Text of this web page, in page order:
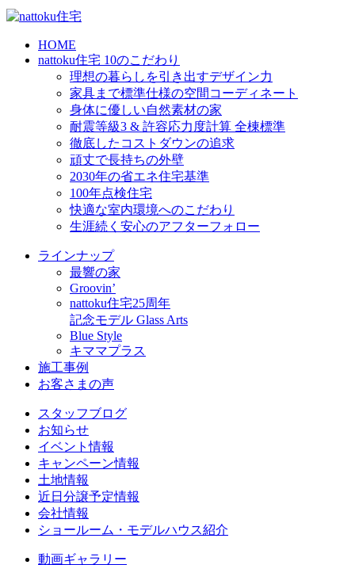
HOME
nattoku住宅 10のこだわり
理想の暮らしを引き出すデザイン力
家具まで標準仕様の空間コーディネート
身体に優しい自然素材の家
耐震等級3 & 許容応力度計算 全棟標準
徹底したコストダウンの追求
頑丈で長持ちの外壁
2030年の省エネ住宅基準
100年点検住宅
快適な室内環境へのこだわり
生涯続く安心のアフターフォロー
ラインナップ
最響の家
Groovin’
nattoku住宅25周年
記念モデル Glass Arts
Blue Style
キママプラス
施工事例
お客さまの声
スタッフブログ
お知らせ
イベント情報
キャンペーン情報
土地情報
近日分譲予定情報
会社情報
ショールーム・モデルハウス紹介
動画ギャラリー